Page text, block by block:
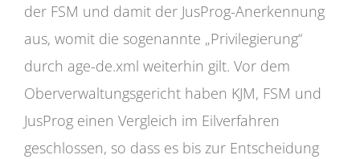
der FSM und damit der JusProg-Anerkennung
aus, womit die sogenannte „Privilegierung“
durch age-de.xml weiterhin gilt. Vor dem
Oberverwaltungsgericht haben KJM, FSM und
JusProg einen Vergleich im Eilverfahren
geschlossen, so dass es bis zur Entscheidung